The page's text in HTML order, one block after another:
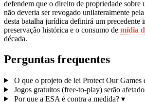
defendem que o direito de propriedade sobre
não deveria ser revogado unilateralmente
desta batalha jurídica definirá um precedente
preservação histórica e o consumo de mídia
década.
Perguntas frequentes
O que o projeto de lei Protect Our Games
Jogos gratuitos (free-to-play) serão
Por que a ESA é contra a medida? ▾